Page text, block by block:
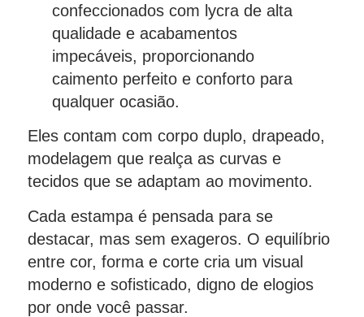
confeccionados com lycra de alta
qualidade e acabamentos
impecáveis, proporcionando
caimento perfeito e conforto para
qualquer ocasião.
Eles contam com corpo duplo, drapeado,
modelagem que realça as curvas e
tecidos que se adaptam ao movimento.
Cada estampa é pensada para se
destacar, mas sem exageros. O equilíbrio
entre cor, forma e corte cria um visual
moderno e sofisticado, digno de elogios
por onde você passar.